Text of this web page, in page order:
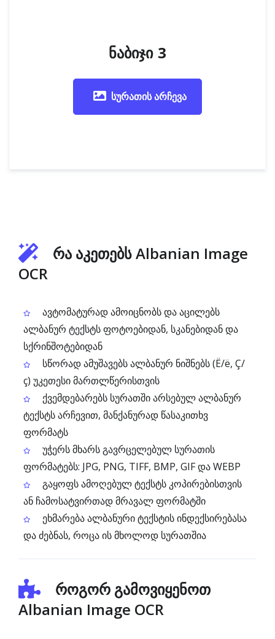
ნაბიჯი 3
სურათის არჩევა
რა აკეთებს Albanian Image
OCR
ავტომატურად ამოიცნობს და აცილებს
ალბანურ ტექსტს ფოტოებიდან, სკანებიდან და
სქრინშოტებიდან
სწორად ამუშავებს ალბანურ ნიშნებს (Ë/ë, Ç/
ç) უკეთესი მართლწერისთვის
ქვემდებარებს სურათში არსებულ ალბანურ
ტექსტს არჩევით, მანქანურად წასაკითხვ
ფორმატს
უჭერს მხარს გავრცელებულ სურათის
ფორმატებს: JPG, PNG, TIFF, BMP, GIF და WEBP
გაყოფს ამოღებულ ტექსტს კოპირებისთვის
ან ჩამოსატვირთად მრავალ ფორმატში
ეხმარება ალბანური ტექსტის ინდექსირებასა
და ძებნას, როცა ის მხოლოდ სურათშია
როგორ გამოვიყენოთ
Albanian Image OCR